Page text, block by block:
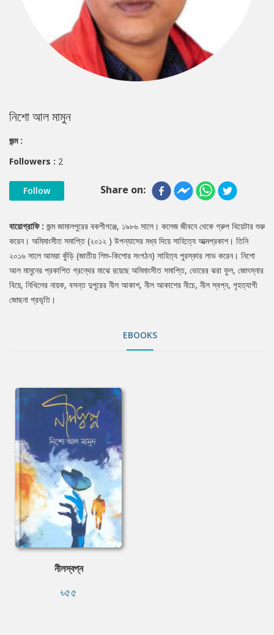
নিশো আল মামুন
জন্ম :
Followers : 2
Follow Share on:
বায়োগ্রাফি : জন্ম জামালপুরের বকশীগঞ্জে, ১৯৮৬ সালে। কলেজ জীবনে থেকে গ্রুপ থিয়েটার শুরু
করেন। অমিমাংসীত সমাপ্তি (২০১২ ) উপন্যাসের মধ্য দিয়ে সাহিত্যে আত্মপ্রকাশ। তিনি
২০১৬ সালে আমরা কুঁড়ি (জাতীয় শিশু-কিশোর সংগঠন) সাহিত্য পুরস্কার লাভ করেন। নিশো
আল মামুনের প্রকাশিত গ্রন্থের মাঝে রয়েছে অমিমাংসীত সমাপ্তি, ভোরের ঝরা ফুল, জোৎস্নার
বিয়ে, নিখিলের নায়ক, বসন্ত দুপুরের নীল আকাশ, নীল আকাশের নীচে, নীল স্বপ্ন, গৃহত্যাগী
জোছনা প্রভৃতি।
EBOOKS
নীলস্বপ্ন
৳৫৫